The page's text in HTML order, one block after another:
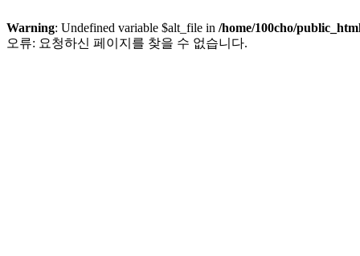
Warning: Undefined variable $alt_file in /home/100cho/
오류: 요청하신 페이지를 찾을 수 없습니다.